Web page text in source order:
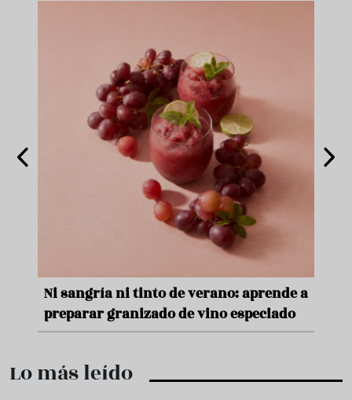
Ni sangría ni tinto de verano: aprende a
preparar granizado de vino especiado
Lo más leído